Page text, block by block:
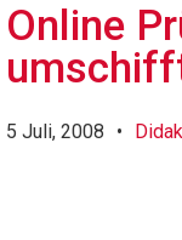
Online
5 Juli, 2008 •